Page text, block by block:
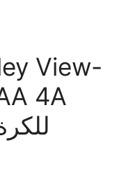
4A